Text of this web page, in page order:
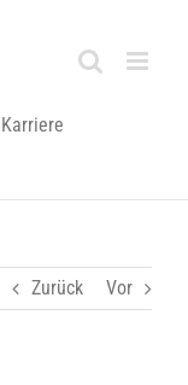
Karriere
Zurück Vor